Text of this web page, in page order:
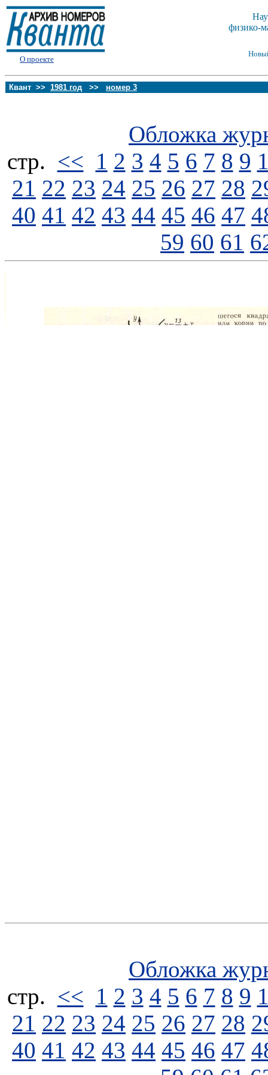
О проекте
физико-
Квант >> 1981 год >> номер 3
Обложка
стp. << 1 2 3 4 5 6 7 8 9
21 22 23 24 25 26 27 28
40 41 42 43 44 45 46 47
59 60 61
Обложка
стp. << 1 2 3 4 5 6 7 8 9
21 22 23 24 25 26 27 28
40 41 42 43 44 45 46 47